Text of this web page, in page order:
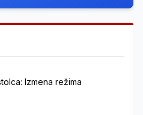
Izmena režima